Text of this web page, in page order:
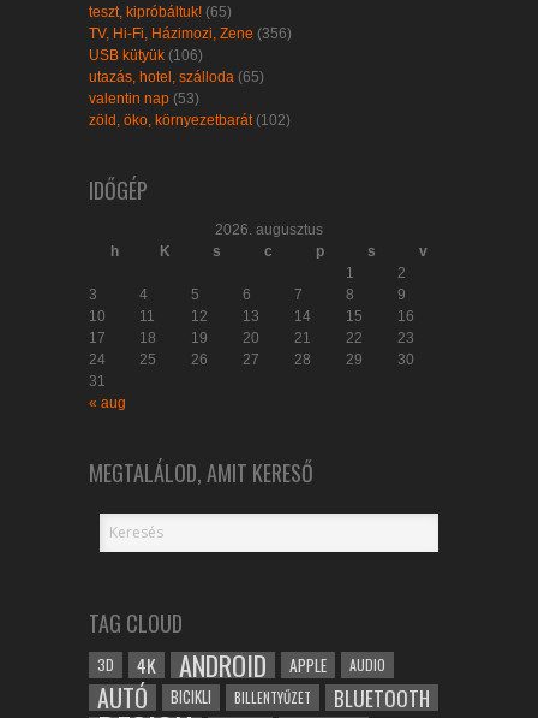
teszt, kipróbáltuk! (65)
TV, Hi-Fi, Házimozi, Zene (356)
USB kütyük (106)
utazás, hotel, szálloda (65)
valentin nap (53)
zöld, öko, környezetbarát(102)
IDŐGÉP
2026. augusztus
h
K s c p s
v
1
2
3
4 5 6 7 8
9
10
11 12 13 14 15
16
17
18 19 20 21 22
23
24
25 26 27 28 29
30
31
« aug
MEGTALÁLOD, AMIT KERESŐ
TAG CLOUD
3D 4K ANDROID APPLE AUDIO
AUTÓ BICIKLI BILLENTYŰZET BLUETOOTH